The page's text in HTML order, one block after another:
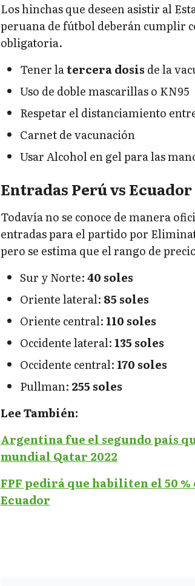
Los hinchas que deseen asistir al
peruana de fútbol deberán cumplir
obligatoria.
Tener latercera dosis de la
Uso de doble mascarillas o KN95
Respetar el distanciamiento
Carnet de vacunación
Usar Alcohol en gel para las
Entradas Perú vs Ecuador
Todavía no se conoce de manera
entradas para el partido por
pero se estima que el rango de
Sur y Norte:40 soles
Oriente lateral: 85 soles
Oriente central: 110 soles
Occidente lateral: 135 soles
Occidente central: 170 soles
Pullman: 255 soles
Lee También:
Argentina fue el segundo país
mundial Qatar 2022
FPF pedirá que habiliten el 50
Ecuador